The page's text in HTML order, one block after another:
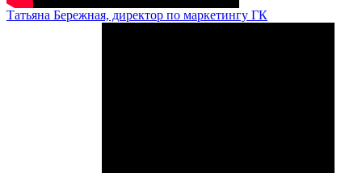
Татьяна Бережная, директор по маркетингу ГК